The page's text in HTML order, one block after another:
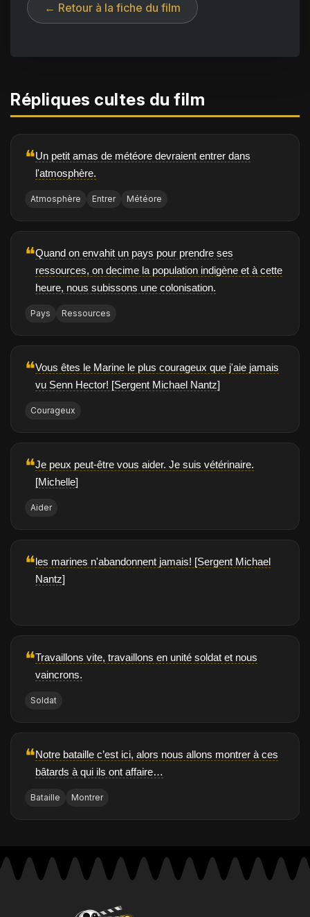
← Retour à la fiche du film
Répliques cultes du film
❝Un petit amas de météore devraient entrer dans
l'atmosphère.
Atmosphère Entrer Météore
❝Quand on envahit un pays pour prendre ses
ressources, on decime la population indigène et à cette
heure, nous subissons une colonisation.
Pays Ressources
❝Vous êtes le Marine le plus courageux que j'aie jamais
vu Senn Hector! [Sergent Michael Nantz]
Courageux
❝Je peux peut-être vous aider. Je suis vétérinaire.
[Michelle]
Aider
❝les marines n'abandonnent jamais! [Sergent Michael
Nantz]
❝Travaillons vite, travaillons en unité soldat et nous
vaincrons.
Soldat
❝Notre bataille c’est ici, alors nous allons montrer à ces
bâtards à qui ils ont affaire…
Bataille Montrer